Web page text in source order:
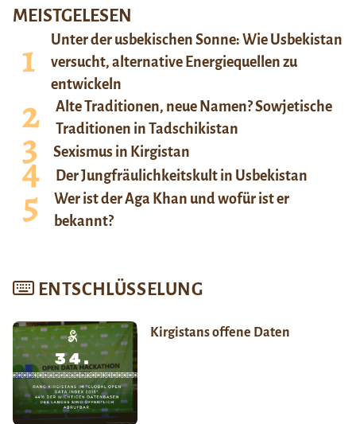
MEISTGELESEN
Unter der usbekischen Sonne: Wie Usbekistan
versucht, alternative Energiequellen zu
entwickeln
Alte Traditionen, neue Namen? Sowjetische
Traditionen in Tadschikistan
Sexismus in Kirgistan
Der Jungfräulichkeitskult in Usbekistan
Wer ist der Aga Khan und wofür ist er
bekannt?
ENTSCHLÜSSELUNG
Kirgistans offene Daten